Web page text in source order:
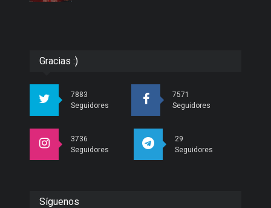
Gracias :)
7883
Seguidores
7571
Seguidores
3736
Seguidores
29
Seguidores
Síguenos